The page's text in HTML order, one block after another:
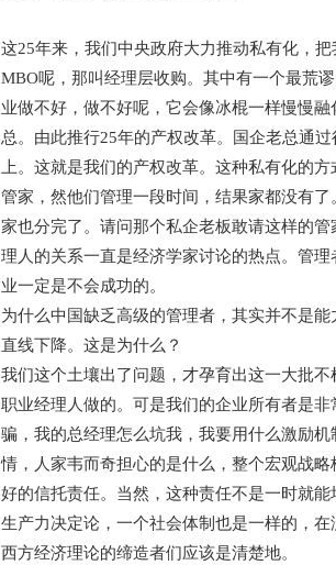
这25年来，我们中央政府大力推动私有化，
MBO呢，那叫经理层收购。其中有一个最荒
业做不好，做不好呢，它会像冰棍一样慢慢
总。由此推行25年的产权改革。国企老总通
上。这就是我们的产权改革。这种私有化的
管家，然他们管理一段时间，结果家都没有
家也分完了。请问那个私企老板敢请这样的
理人的关系一直是经济学家讨论的热点。管
业一定是不会成功的。
为什么中国缺乏高级的管理者，其实并不是
直线下降。这是为什么？
我们这个土壤出了问题，才孕育出这一大批
职业经理人做的。可是我们的企业所有者是
骗，我的总经理怎么坑我，我要用什么激励
情，人家韦而奇担心的是什么，整个宏观战
好的信托责任。当然，这种责任不是一时就
生产力决定论，一个社会体制也是一样的，
西方经济理论的缔造者们应该是清楚地。